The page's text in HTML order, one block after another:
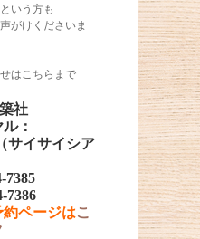
いう方も
がけくださいま
はこちらまで
社
：
サイサイシア
7385
7386
約ページはこ